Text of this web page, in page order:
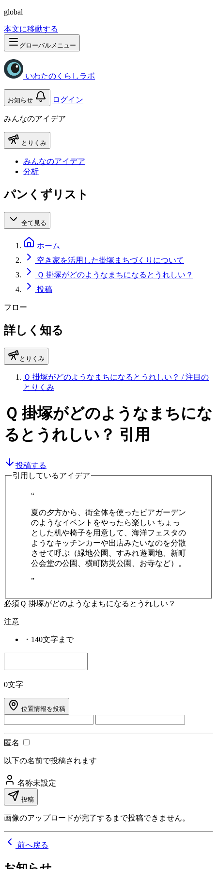
global
本文に移動する
グローバルメニュー
いわたのくらしラボ
お知らせ ログイン
みんなのアイデア
とりくみ
みんなのアイデア
分析
パンくずリスト
全て見る
ホーム
空き家を活用した掛塚まちづくりについて
Ｑ 掛塚がどのようなまちになるとうれしい？
投稿
フロー
詳しく知る
とりくみ
Ｑ 掛塚がどのようなまちになるとうれしい？ / 注目の
とりくみ
Ｑ 掛塚がどのようなまちにな
るとうれしい？ 引用
投稿する
引用しているアイデア
“
夏の夕方から、街全体を使ったビアガーデン
のようなイベントをやったら楽しい ちょっ
とした机や椅子を用意して、海洋フェスタの
ようなキッチンカーや出店みたいなのを分散
させて呼ぶ（緑地公園、すみれ遊園地、新町
公会堂の公園、横町防災公園、お寺など）。
”
必須Ｑ 掛塚がどのようなまちになるとうれしい？
注意
・ 140文字まで
0文字
位置情報を投稿
匿名
以下の名前で投稿されます
名称未設定
投稿
画像のアップロードが完了するまで投稿できません。
前へ戻る